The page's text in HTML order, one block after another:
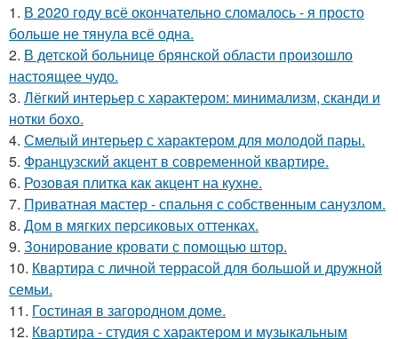
1. В 2020 году всё окончательно сломалось - я просто
больше не тянула всё одна.
2. В детской больнице брянской области произошло
настоящее чудо.
3. Лёгкий интерьер с характером: минимализм, сканди и
нотки бохо.
4. Смелый интерьер с характером для молодой пары.
5. Французский акцент в современной квартире.
6. Розовая плитка как акцент на кухне.
7. Приватная мастер - спальня с собственным санузлом.
8. Дом в мягких персиковых оттенках.
9. Зонирование кровати с помощью штор.
10. Квартира с личной террасой для большой и дружной
семьи.
11. Гостиная в загородном доме.
12. Квартира - студия с характером и музыкальным